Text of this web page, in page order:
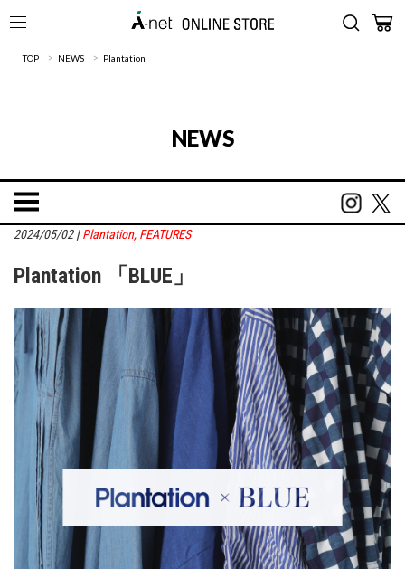
TOP > NEWS > Plantation
NEWS
2024/05/02|Plantation, FEATURES
Plantation 「BLUE」